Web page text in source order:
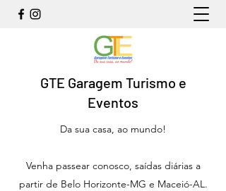
GTE Garagem Turismo e
Eventos
Da sua casa, ao mundo!
Venha passear conosco, saídas diárias a
partir de Belo Horizonte-MG e Maceió-AL.